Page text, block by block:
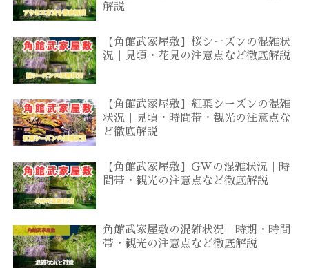
解説
【角館武家屋敷】桜シーズンの混雑状
況｜見頃・花見の注意点など徹底解説
【角館武家屋敷】紅葉シーズンの混雑
状況｜見頃・時間帯・観光の注意点な
ど徹底解説
【角館武家屋敷】GWの混雑状況｜時
間帯・観光の注意点など徹底解説
角館武家屋敷の混雑状況｜時期・時間
帯・観光の注意点など徹底解説